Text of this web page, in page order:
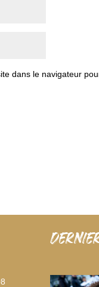
dans le navigateur